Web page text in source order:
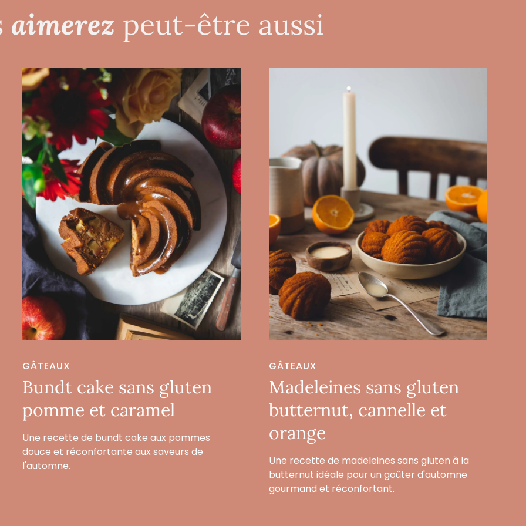
aimerez peut-être aussi
GÂTEAUX
Bundt cake sans gluten
pomme et caramel
Une recette de bundt cake aux pommes
douce et réconfortante aux saveurs de
l'automne.
GÂTEAUX
Madeleines sans gluten
butternut, cannelle et
orange
Une recette de madeleines sans gluten à la
butternut idéale pour un goûter d'automne
gourmand et réconfortant.